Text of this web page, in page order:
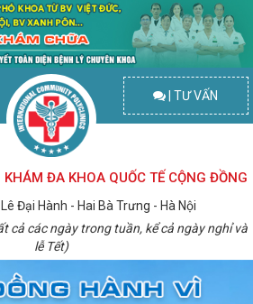
| TƯ VẤN
ĐA KHOA QUỐC TẾ CỘNG ĐỒNG
Đại Hành - Hai Bà Trưng - Hà Nội
cả các ngày trong tuần, kể cả ngày nghỉ và
lễ Tết)